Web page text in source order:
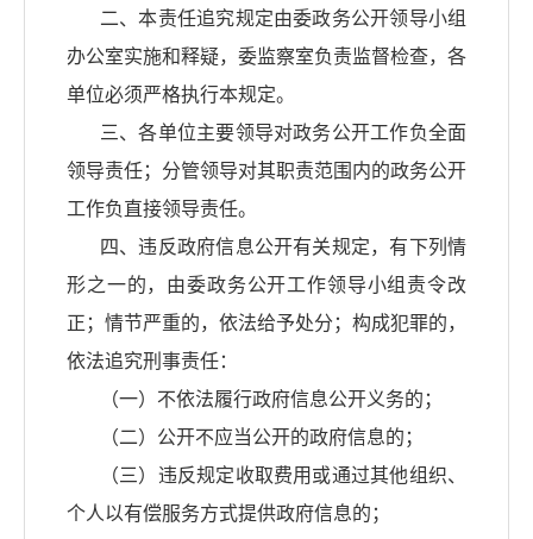
二、本责任追究规定由委政务公开领导小组
办公室实施和释疑，委监察室负责监督检查，各
单位必须严格执行本规定。
三、各单位主要领导对政务公开工作负全面
领导责任；分管领导对其职责范围内的政务公开
工作负直接领导责任。
四、违反政府信息公开有关规定，有下列情
形之一的，由委政务公开工作领导小组责令改
正；情节严重的，依法给予处分；构成犯罪的，
依法追究刑事责任：
（一）不依法履行政府信息公开义务的；
（二）公开不应当公开的政府信息的；
（三）违反规定收取费用或通过其他组织、
个人以有偿服务方式提供政府信息的；